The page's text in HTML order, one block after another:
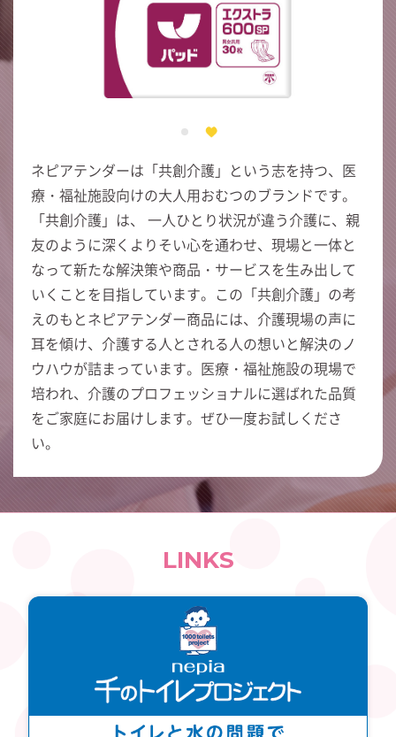
ネピアテンダーは「共創介護」という志を持つ、医
療・福祉施設向けの大人用おむつのブランドです。
「共創介護」は、 一人ひとり状況が違う介護に、親
友のように深くよりそい心を通わせ、現場と一体と
なって新たな解決策や商品・サービスを生み出して
いくことを目指しています。この「共創介護」の考
えのもとネピアテンダー商品には、介護現場の声に
耳を傾け、介護する人とされる人の想いと解決のノ
ウハウが詰まっています。医療・福祉施設の現場で
培われ、介護のプロフェッショナルに選ばれた品質
をご家庭にお届けします。ぜひ一度お試しくださ
い。
LINKS